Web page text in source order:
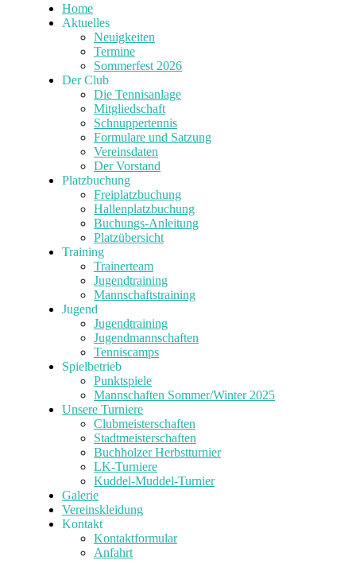
Home
Aktuelles
Neuigkeiten
Termine
Sommerfest 2026
Der Club
Die Tennisanlage
Mitgliedschaft
Schnuppertennis
Formulare und Satzung
Vereinsdaten
Der Vorstand
Platzbuchung
Freiplatzbuchung
Hallenplatzbuchung
Buchungs-Anleitung
Platzübersicht
Training
Trainerteam
Jugendtraining
Mannschaftstraining
Jugend
Jugendtraining
Jugendmannschaften
Tenniscamps
Spielbetrieb
Punktspiele
Mannschaften Sommer/Winter 2025
Unsere Turniere
Clubmeisterschaften
Stadtmeisterschaften
Buchholzer Herbstturnier
LK-Turniere
Kuddel-Muddel-Turnier
Galerie
Vereinskleidung
Kontakt
Kontaktformular
Anfahrt